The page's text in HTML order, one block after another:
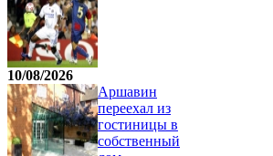
10/08/2026
Аршавин
переехал из
гостиницы в
собственный